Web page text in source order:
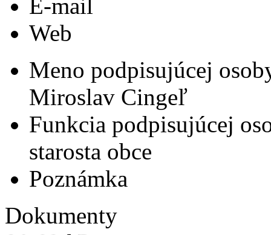
E-mail
Web
Meno podpisujúcej
Miroslav Cingeľ
Funkcia podpisujúcej
starosta obce
Poznámka
Dokumenty